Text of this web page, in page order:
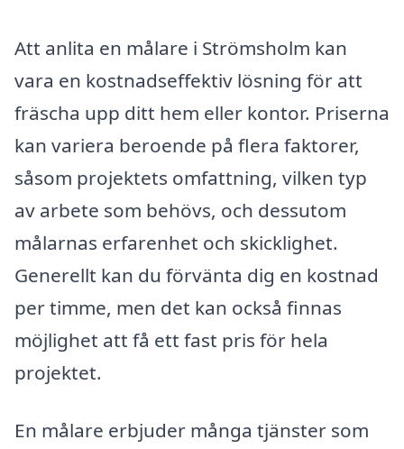
Att anlita en målare i Strömsholm kan
vara en kostnadseffektiv lösning för att
fräscha upp ditt hem eller kontor. Priserna
kan variera beroende på flera faktorer,
såsom projektets omfattning, vilken typ
av arbete som behövs, och dessutom
målarnas erfarenhet och skicklighet.
Generellt kan du förvänta dig en kostnad
per timme, men det kan också finnas
möjlighet att få ett fast pris för hela
projektet.
En målare erbjuder många tjänster som